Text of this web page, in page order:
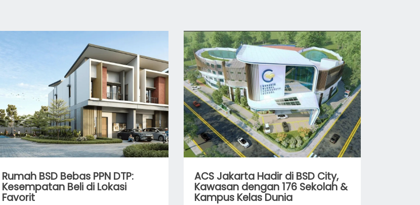
Rumah BSD Bebas PPN DTP:
Kesempatan Beli di Lokasi
Favorit
ACS Jakarta Hadir di BSD City,
Kawasan dengan 176 Sekolah &
Kampus Kelas Dunia